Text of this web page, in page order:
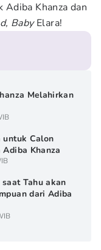
Khanza dan
BabyElara!
Melahirkan
untuk Calon
Khanza
Tahu akan
dari Adiba